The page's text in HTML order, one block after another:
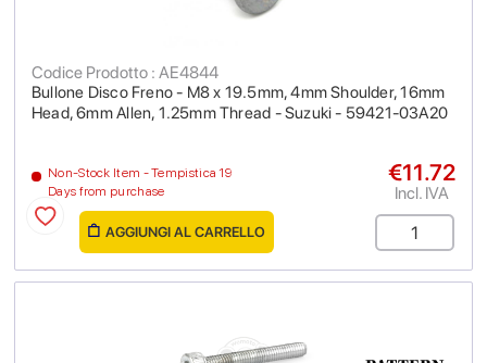
Bullone Disco Freno - M8 x 19.5mm, 4mm Shoulder, 16mm
Head, 6mm Allen, 1.25mm Thread - Suzuki - 59421-03A20
Codice Prodotto : AE4844
Non-Stock Item - Tempistica 19
Days from purchase
€11.72
Incl. IVA
AGGIUNGI AL CARRELLO